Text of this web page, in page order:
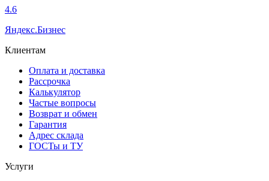
4.6
Яндекс.Бизнес
Клиентам
Оплата и доставка
Рассрочка
Калькулятор
Частые вопросы
Возврат и обмен
Гарантия
Адрес склада
ГОСТы и ТУ
Услуги